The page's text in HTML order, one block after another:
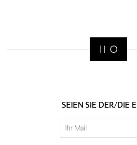
SEIEN SIE DER/DIE